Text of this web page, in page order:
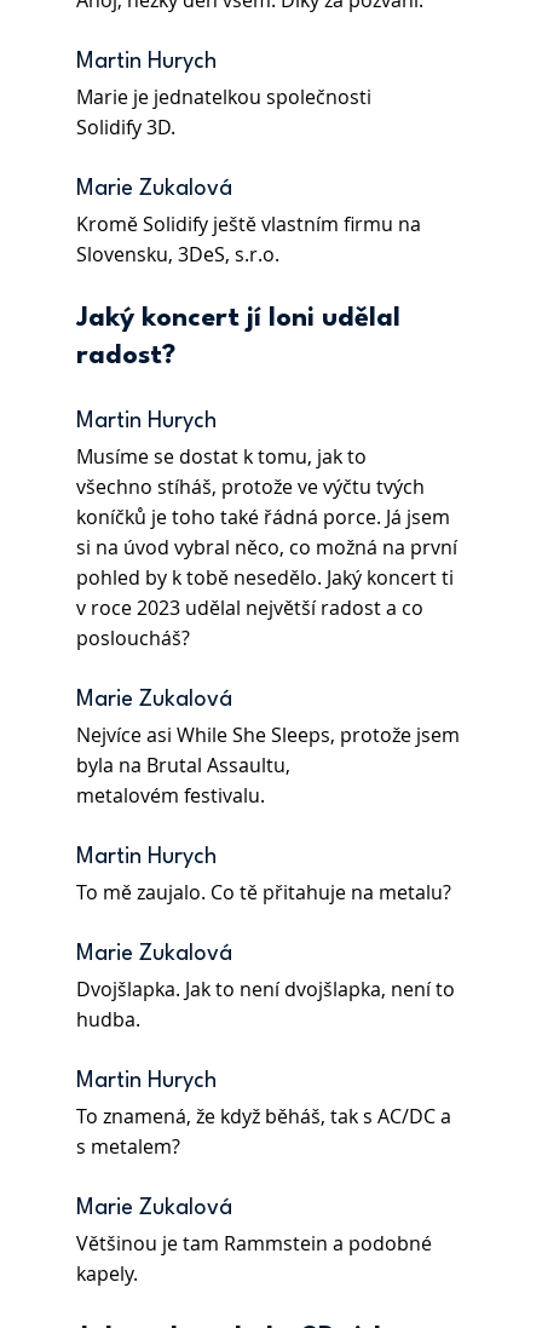
Martin Hurych
Marie je jednatelkou společnosti
Solidify 3D.
Marie Zukalová
Kromě Solidify ještě vlastním firmu na
Slovensku, 3DeS, s.r.o.
Jaký koncert jí loni udělal
radost?
Martin Hurych
Musíme se dostat k tomu, jak to
všechno stíháš, protože ve výčtu tvých
koníčků je toho také řádná porce. Já jsem
si na úvod vybral něco, co možná na první
pohled by k tobě nesedělo. Jaký koncert ti
v roce 2023 udělal největší radost a co
posloucháš?
Marie Zukalová
Nejvíce asi While She Sleeps, protože jsem
byla na Brutal Assaultu,
metalovém festivalu.
Martin Hurych
To mě zaujalo. Co tě přitahuje na metalu?
Marie Zukalová
Dvojšlapka. Jak to není dvojšlapka, není to
hudba.
Martin Hurych
To znamená, že když běháš, tak s AC/DC a
s metalem?
Marie Zukalová
Většinou je tam Rammstein a podobné
kapely.